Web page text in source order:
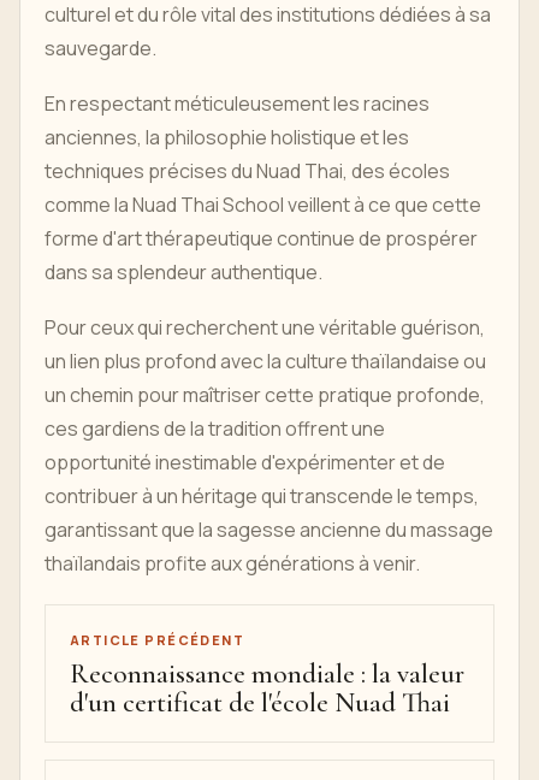
culturel et du rôle vital des institutions dédiées à sa
sauvegarde.
En respectant méticuleusement les racines
anciennes, la philosophie holistique et les
techniques précises du Nuad Thai, des écoles
comme la Nuad Thai School veillent à ce que cette
forme d'art thérapeutique continue de prospérer
dans sa splendeur authentique.
Pour ceux qui recherchent une véritable guérison,
un lien plus profond avec la culture thaïlandaise ou
un chemin pour maîtriser cette pratique profonde,
ces gardiens de la tradition offrent une
opportunité inestimable d'expérimenter et de
contribuer à un héritage qui transcende le temps,
garantissant que la sagesse ancienne du massage
thaïlandais profite aux générations à venir.
ARTICLE PRÉCÉDENT
Reconnaissance mondiale : la valeur
d'un certificat de l'école Nuad Thai